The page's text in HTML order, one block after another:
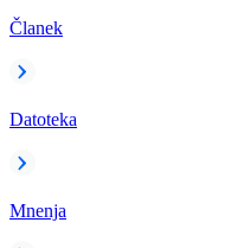
Članek
Datoteka
Mnenja